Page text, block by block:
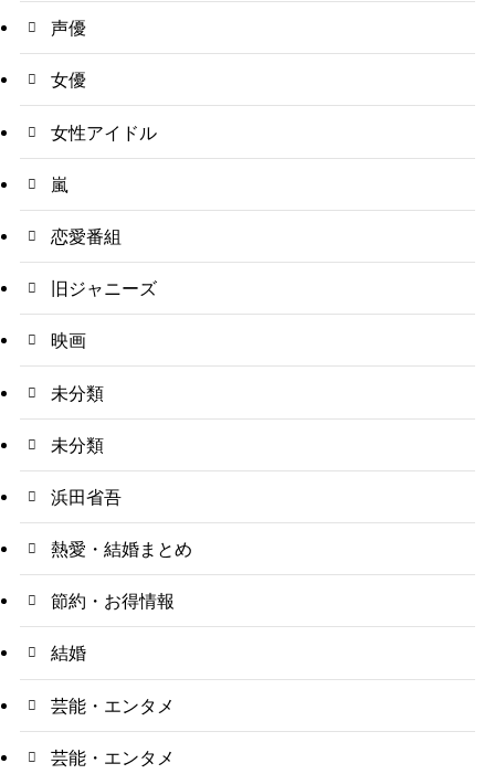
声優
女優
女性アイドル
嵐
恋愛番組
旧ジャニーズ
映画
未分類
未分類
浜田省吾
熱愛・結婚まとめ
節約・お得情報
結婚
芸能・エンタメ
芸能・エンタメ